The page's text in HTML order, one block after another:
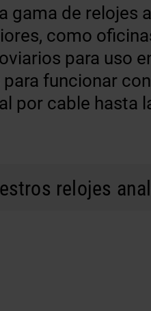
gama de relojes
como
para uso
funcionar
por cable hasta
relojes